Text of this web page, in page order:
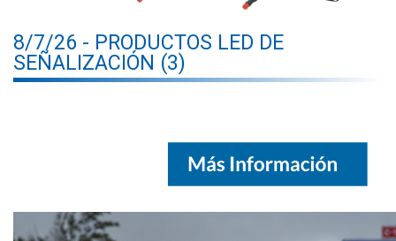
8/7/26 - PRODUCTOS LED DE
SEÑALIZACIÓN (3)